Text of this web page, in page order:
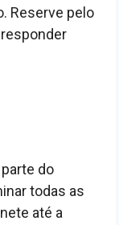
Reserve pelo
do
todas as
até a